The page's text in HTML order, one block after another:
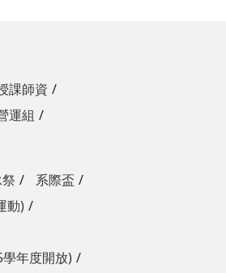
課師資
運組
系際盃
動)
年度開放)